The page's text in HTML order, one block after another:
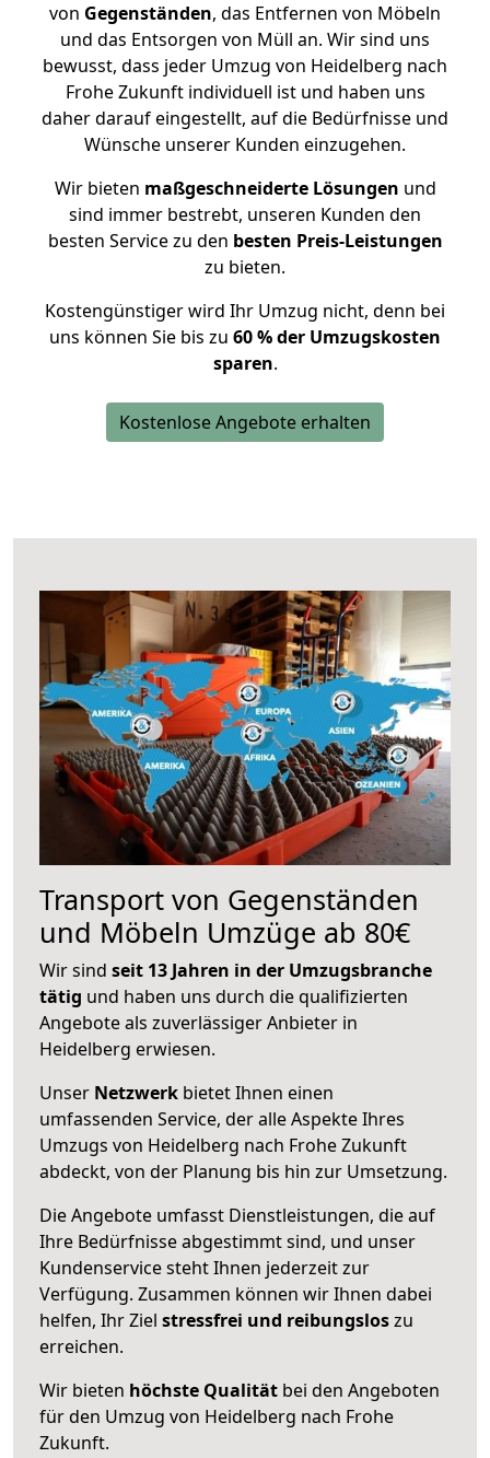
von Gegenständen, das Entfernen von Möbeln
und das Entsorgen von Müll an. Wir sind uns
bewusst, dass jeder Umzug von Heidelberg nach
Frohe Zukunft individuell ist und haben uns
daher darauf eingestellt, auf die Bedürfnisse und
Wünsche unserer Kunden einzugehen.
Wir bieten maßgeschneiderte Lösungen und
sind immer bestrebt, unseren Kunden den
besten Service zu den besten Preis-Leistungen
zu bieten.
Kostengünstiger wird Ihr Umzug nicht, denn bei
uns können Sie bis zu 60 % der Umzugskosten
sparen.
Kostenlose Angebote erhalten
Transport von Gegenständen
und Möbeln Umzüge ab 80€
Wir sind seit 13 Jahren in der Umzugsbranche
tätig und haben uns durch die qualifizierten
Angebote als zuverlässiger Anbieter in
Heidelberg erwiesen.
Unser Netzwerk bietet Ihnen einen
umfassenden Service, der alle Aspekte Ihres
Umzugs von Heidelberg nach Frohe Zukunft
abdeckt, von der Planung bis hin zur Umsetzung.
Die Angebote umfasst Dienstleistungen, die auf
Ihre Bedürfnisse abgestimmt sind, und unser
Kundenservice steht Ihnen jederzeit zur
Verfügung. Zusammen können wir Ihnen dabei
helfen, Ihr Ziel stressfrei und reibungsloszu
erreichen.
Wir bieten höchste Qualität bei den Angeboten
für den Umzug von Heidelberg nach Frohe
Zukunft.